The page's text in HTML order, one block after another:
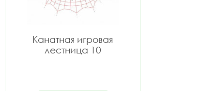
Канатная игровая
лестница 10